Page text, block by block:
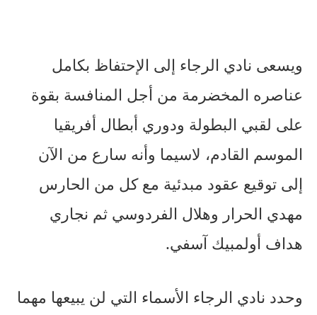
ويسعى نادي الرجاء إلى الإحتفاظ بكامل
عناصره المخضرمة من أجل المنافسة بقوة
على لقبي البطولة ودوري أبطال أفريقيا
الموسم القادم، لاسيما وأنه سارع من الآن
إلى توقيع عقود مبدئية مع كل من الحارس
مهدي الحرار وهلال الفردوسي ثم نجاري
هداف أولمبيك آسفي.
وحدد نادي الرجاء الأسماء التي لن يبيعها مهما